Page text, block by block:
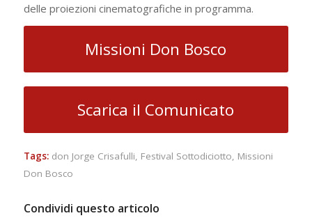
delle proiezioni cinematografiche in programma.
Missioni Don Bosco
Scarica il Comunicato
Tags: don Jorge Crisafulli, Festival Sottodiciotto, Missioni
Don Bosco
Condividi questo articolo